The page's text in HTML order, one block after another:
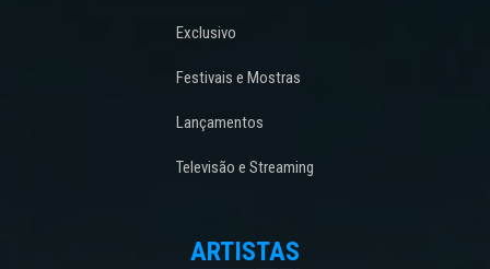
Exclusivo
Festivais e Mostras
Lançamentos
Televisão e Streaming
ARTISTAS